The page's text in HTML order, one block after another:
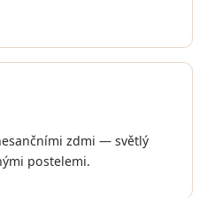
zdmi — světlý
postelemi.